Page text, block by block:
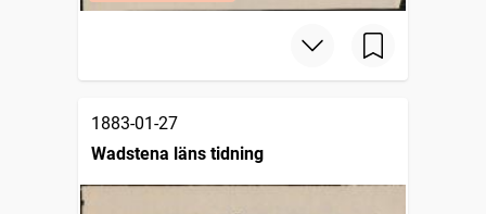
1883-01-27
Wadstena läns tidning